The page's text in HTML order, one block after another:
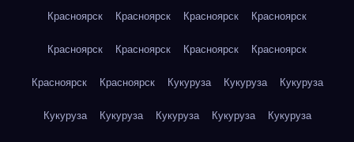
Красноярск Красноярск Красноярск Красноярск
Красноярск Красноярск Красноярск Красноярск
Красноярск Красноярск Кукуруза Кукуруза Кукуруза
Кукуруза Кукуруза Кукуруза Кукуруза Кукуруза